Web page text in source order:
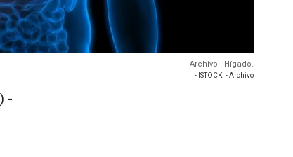
Archivo - Hígado.
- ISTOCK. - Archivo
-